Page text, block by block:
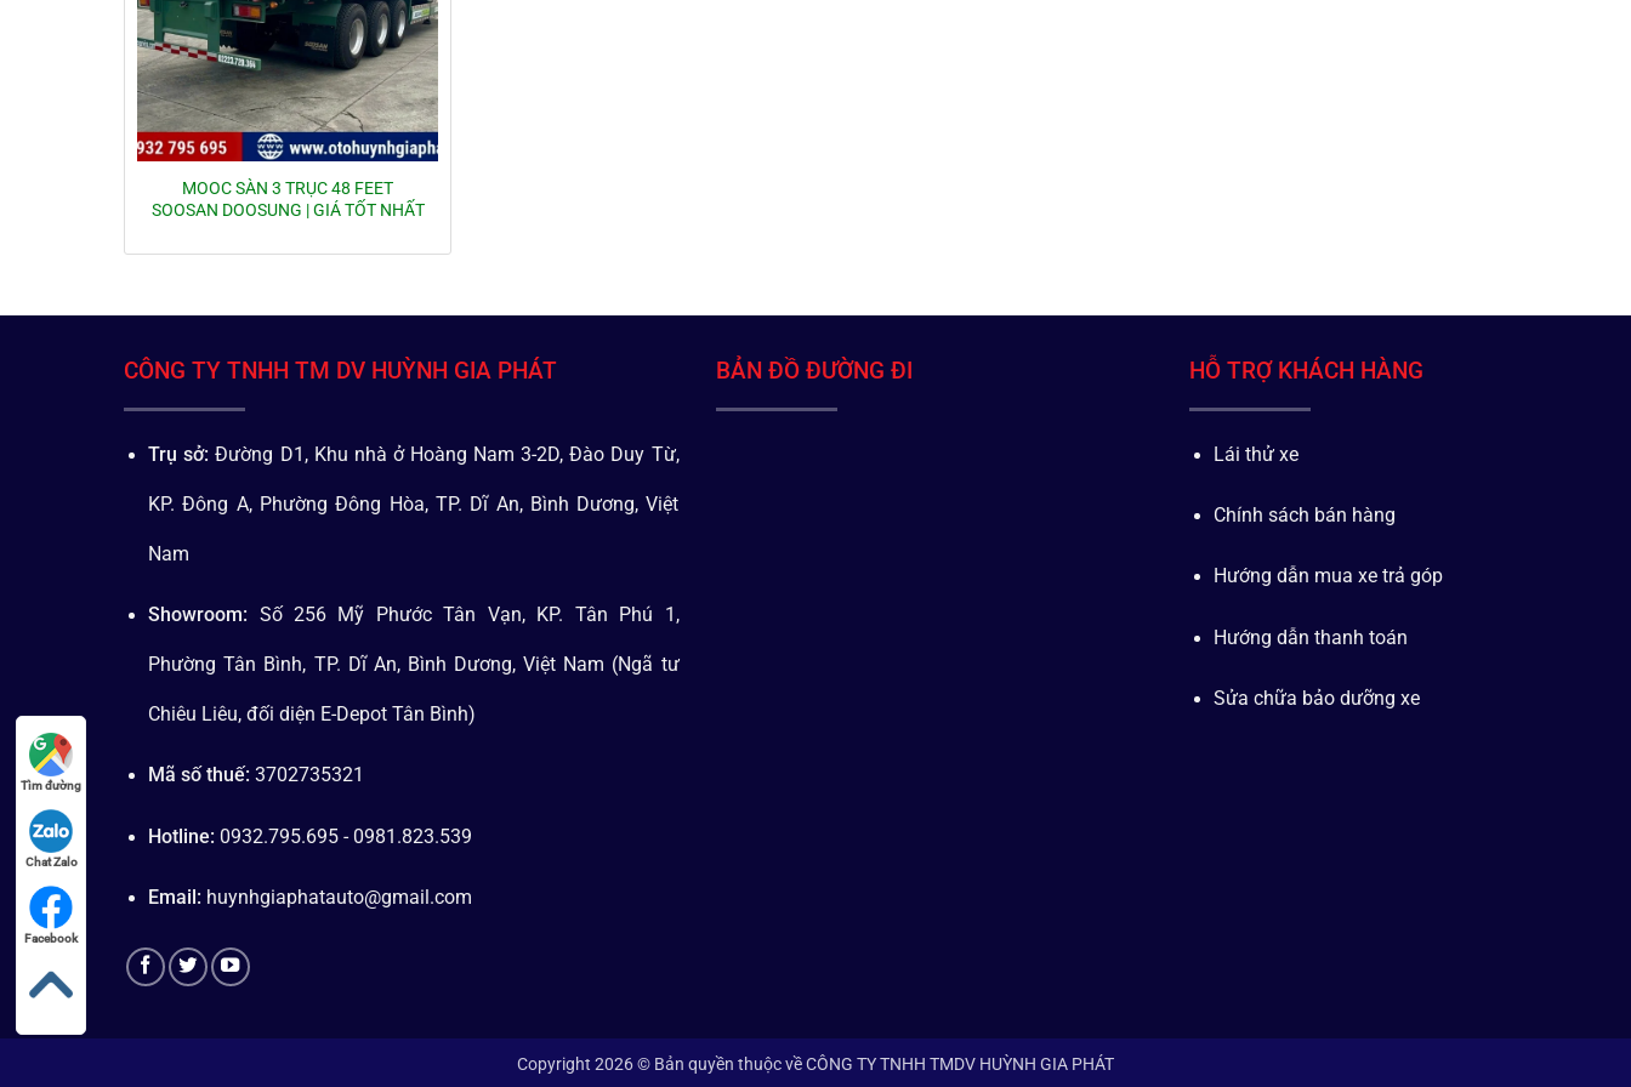
MOOC SÀN 3 TRỤC 48 FEET
SOOSAN DOOSUNG | GIÁ TỐT NHẤT
CÔNG TY TNHH TM DV HUỲNH GIA PHÁT
Trụ sở: Đường D1, Khu nhà ở Hoàng Nam 3-2D, Đào Duy Từ,
KP. Đông A, Phường Đông Hòa, TP. Dĩ An, Bình Dương, Việt
Nam
Showroom: Số 256 Mỹ Phước Tân Vạn, KP. Tân Phú 1,
Phường Tân Bình, TP. Dĩ An, Bình Dương, Việt Nam (Ngã tư
Chiêu Liêu, đối diện E-Depot Tân Bình)
Mã số thuế:3702735321
Hotline: 0932.795.695 - 0981.823.539
Email: huynhgiaphatauto@gmail.com
BẢN ĐỒ ĐƯỜNG ĐI HỖ TRỢ KHÁCH HÀNG
Lái thử xe
Chính sách bán hàng
Hướng dẫn mua xe trả góp
Hướng dẫn thanh toán
Sửa chữa bảo dưỡng xe
Copyright 2026 © Bản quyền thuộc về CÔNG TY TNHH TMDV HUỲNH GIA PHÁT
Tìm đường
Chat Zalo
Facebook